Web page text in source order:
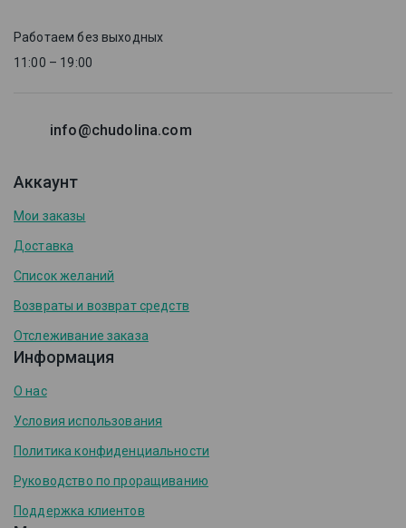
Работаем без выходных
11:00 – 19:00
info@chudolina.com
Аккаунт
Мои заказы
Доставка
Список желаний
Возвраты и возврат средств
Отслеживание заказа
Информация
О нас
Условия использования
Политика конфиденциальности
Руководство по проращиванию
Поддержка клиентов